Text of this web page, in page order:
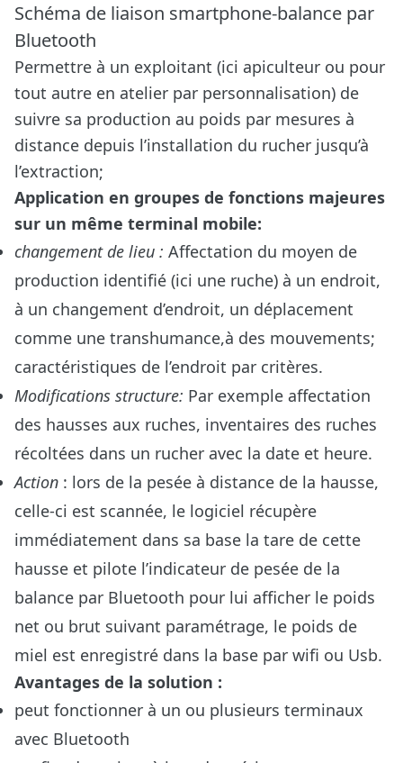
Schéma de liaison smartphone-balance par
Bluetooth
Permettre à un exploitant (ici apiculteur ou pour
tout autre en atelier par personnalisation) de
suivre sa production au poids par mesures à
distance depuis l’installation du rucher jusqu’à
l’extraction;
Application en groupes de fonctions majeures
sur un même terminal mobile:
changement de lieu : Affectation du moyen de
production identifié (ici une ruche) à un endroit,
à un changement d’endroit, un déplacement
comme une transhumance,à des mouvements;
caractéristiques de l’endroit par critères.
Modifications structure: Par exemple affectation
des hausses aux ruches, inventaires des ruches
récoltées dans un rucher avec la date et heure.
Action : lors de la pesée à distance de la hausse,
celle-ci est scannée, le logiciel récupère
immédiatement dans sa base la tare de cette
hausse et pilote l’indicateur de pesée de la
balance par Bluetooth pour lui afficher le poids
net ou brut suivant paramétrage, le poids de
miel est enregistré dans la base par wifi ou Usb.
Avantages de la solution :
peut fonctionner à un ou plusieurs terminaux
avec Bluetooth